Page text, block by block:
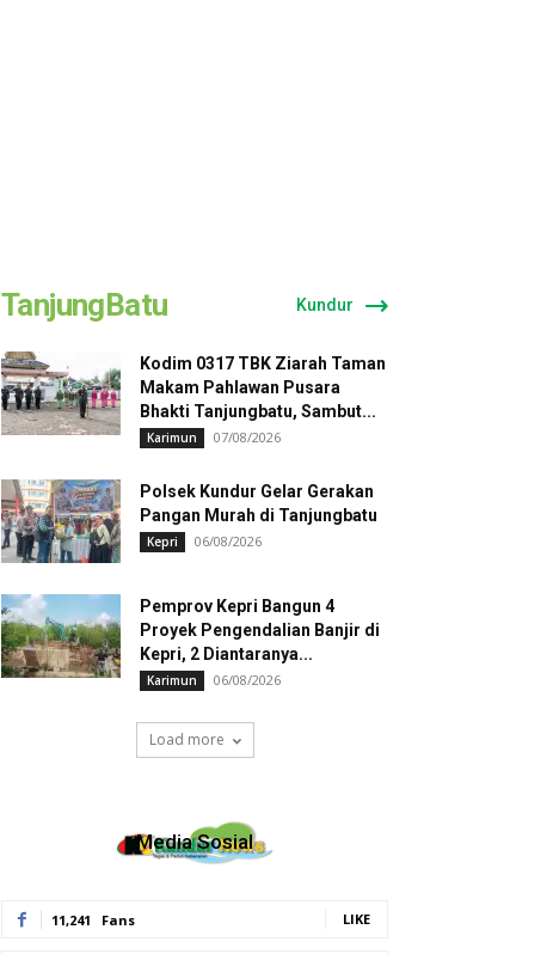
TanjungBatu Kundur
Kodim 0317 TBK Ziarah Taman
Makam Pahlawan Pusara
Bhakti Tanjungbatu, Sambut...
Karimun 07/08/2026
Polsek Kundur Gelar Gerakan
Pangan Murah di Tanjungbatu
Kepri 06/08/2026
Pemprov Kepri Bangun 4
Proyek Pengendalian Banjir di
Kepri, 2 Diantaranya...
Karimun 06/08/2026
Load more
Media Sosial
11,241 Fans LIKE